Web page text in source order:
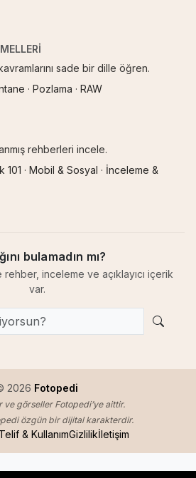
sade bir dille öğren.
· Pozlama · RAW
rehberleri incele.
101 · Mobil & Sosyal · İnceleme &
bulamadın mı?
inceleme ve açıklayıcı içerik
var.
2026 Fotopedi
ve görseller Fotopedi’ye aittir.
özgün bir dijital karakterdir.
Telif & KullanımGizlilikİletişim